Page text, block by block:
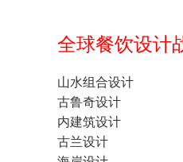
全球餐饮设计
山水组合设计
古鲁奇设计
内建筑设计
古兰设计